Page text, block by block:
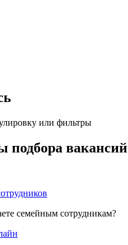
или фильтры
вакансий
семейным сотрудникам?